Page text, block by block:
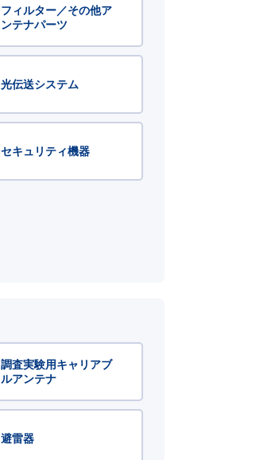
フィルター／その他ア
ンテナパーツ
光伝送システム
セキュリティ機器
調査実験用キャリアブ
ルアンテナ
避雷器